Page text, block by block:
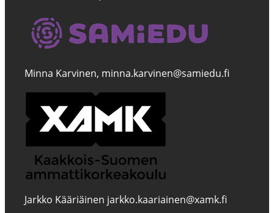
Minna Karvinen, minna.karvinen@samiedu.fi
Jarkko Kääriäinen jarkko.kaariainen@xamk.fi